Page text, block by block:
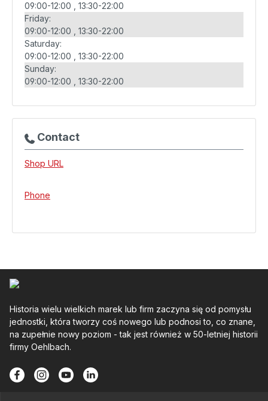
09:00-12:00
13:30-22:00
Friday:
09:00-12:00
13:30-22:00
Saturday:
09:00-12:00
13:30-22:00
Sunday:
09:00-12:00
13:30-22:00
Contact
Shop URL
Phone
Historia wielu wielkich marek lub firm zaczyna się od pomysłu
jednostki, która tworzy coś nowego lub podnosi to, co znane,
na zupełnie nowy poziom - tak jest również w 50-letniej historii
firmy Oehlbach.